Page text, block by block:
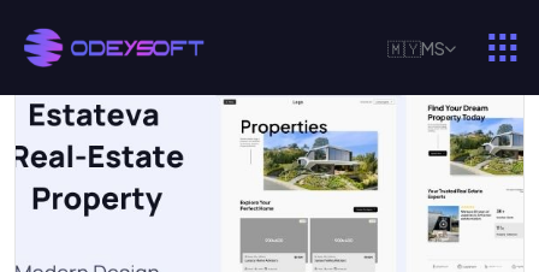
🇲🇾MS